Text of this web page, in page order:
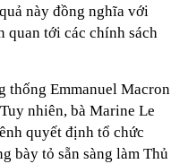
này đồng nghĩa với
quan tới các chính sách
thống Emmanuel Macron
nhiên, bà Marine Le
quyết định tổ chức
bày tỏ sẵn sàng làm Thủ